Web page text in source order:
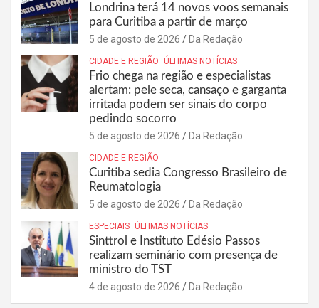
Londrina terá 14 novos voos semanais
para Curitiba a partir de março
5 de agosto de 2026 Da Redação
CIDADE E REGIÃO ÚLTIMAS NOTÍCIAS
Frio chega na região e especialistas
alertam: pele seca, cansaço e garganta
irritada podem ser sinais do corpo
pedindo socorro
5 de agosto de 2026 Da Redação
CIDADE E REGIÃO
Curitiba sedia Congresso Brasileiro de
Reumatologia
5 de agosto de 2026 Da Redação
ESPECIAIS ÚLTIMAS NOTÍCIAS
Sinttrol e Instituto Edésio Passos
realizam seminário com presença de
ministro do TST
4 de agosto de 2026 Da Redação